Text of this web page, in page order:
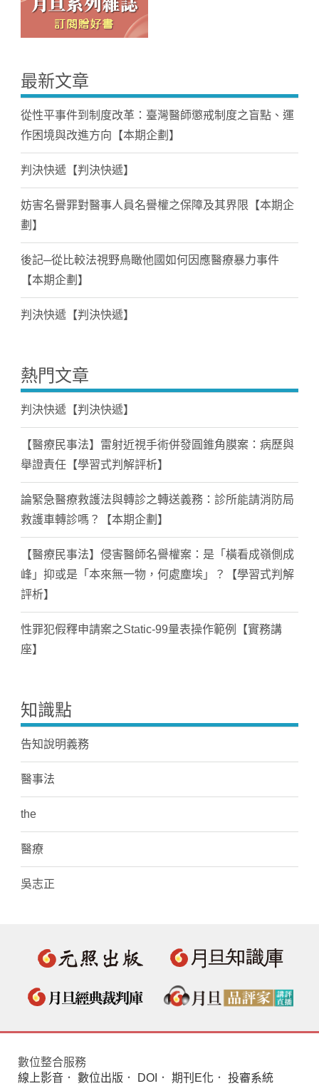
最新文章
從性平事件到制度改革：臺灣醫師懲戒制度之盲點、運
作困境與改進方向【本期企劃】
判決快遞【判決快遞】
妨害名譽罪對醫事人員名譽權之保障及其界限【本期企
劃】
後記─從比較法視野鳥瞰他國如何因應醫療暴力事件
【本期企劃】
判決快遞【判決快遞】
熱門文章
判決快遞【判決快遞】
【醫療民事法】雷射近視手術併發圓錐角膜案：病歷與
舉證責任【學習式判解評析】
論緊急醫療救護法與轉診之轉送義務：診所能請消防局
救護車轉診嗎？【本期企劃】
【醫療民事法】侵害醫師名譽權案：是「橫看成嶺側成
峰」抑或是「本來無一物，何處塵埃」？【學習式判解
評析】
性罪犯假釋申請案之Static-99量表操作範例【實務講
座】
知識點
告知說明義務
醫事法
the
醫療
吳志正
數位整合服務
線上影音 ． 數位出版 ． DOI ． 期刊E化 ． 投審系統